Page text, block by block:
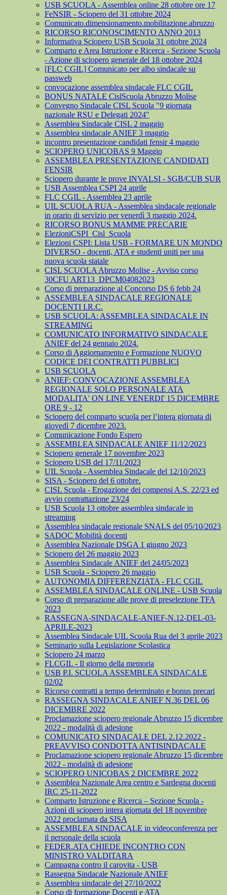
USB SCUOLA - Assemblea online 28 ottobre ore 17
FeNSIR - Sciopero del 31 ottobre 2024
Comunicato.dimensionamento.mobilitazione.abruzzo
RICORSO RICONOSCIMENTO ANNO 2013
Informativa Sciopero USB Scuola 31 ottobre 2024
Comparto e Area Istruzione e Ricerca - Sezione Scuola
- Azione di sciopero generale del 18 ottobre 2024
[FLC CGIL] Comunicato per albo sindacale su
passweb
convocazione assemblea sindacale FLC CGIL
BONUS NATALE CislScuola Abruzzo Molise
Convegno Sindacale CISL Scuola "9 giornata
nazionale RSU e Delegati 2024"
Assemblea Sindacale CISL 2 maggio
Assemblea sindacale ANIEF 3 maggio
incontro presentazione candidati fensir 4 maggio
SCIOPERO UNICOBAS 9 Maggio
ASSEMBLEA PRESENTAZIONE CANDIDATI
FENSIR
Sciopero durante le prove INVALSI - SGB/CUB SUR
USB Assemblea CSPI 24 aprile
FLC CGIL - Assemblea 23 aprile
UIL SCUOLA RUA - Assemblea sindacale regionale
in orario di servizio per venerdì 3 maggio 2024.
RICORSO BONUS MAMME PRECARIE
ElezioniCSPI_Cisl_Scuola
Elezioni CSPI: Lista USB - FORMARE UN MONDO
DIVERSO - docenti, ATA e studenti uniti per una
nuova scuola statale
CISL SCUOLA Abruzzo Molise - Avviso corso
30CFU ART13_DPCM04082023
Corso di preparazione al Concorso DS 6 febb 24
ASSEMBLEA SINDACALE REGIONALE
DOCENTI I.R.C.
USB SCUOLA: ASSEMBLEA SINDACALE IN
STREAMING
COMUNICATO INFORMATIVO SINDACALE
ANIEF del 24 gennaio 2024.
Corso di Aggiornamento e Formazione NUOVO
CODICE DEI CONTRATTI PUBBLICI
USB SCUOLA
ANIEF: CONVOCAZIONE ASSEMBLEA
REGIONALE SOLO PERSONALE ATA
MODALITA' ON LINE VENERDI' 15 DICEMBRE
ORE 9 - 12
Sciopero del comparto scuola per l’intera giornata di
giovedì 7 dicembre 2023.
Comunicazione Fondo Espero
ASSEMBLEA SINDACALE ANIEF 11/12/2023
Sciopero generale 17 novembre 2023
Sciopero USB del 17/11/2023
UIL Scuola - Assemblea Sindacale del 12/10/2023
SISA - Sciopero del 6 ottobre.
CISL Scuola - Erogazione dei compensi A.S. 22/23 ed
avvio contrattazione 23/24
USB Scuola 13 ottobre assemblea sindacale in
streaming
Assemblea sindacale regionale SNALS del 05/10/2023
SADOC Mobilità docenti
Assemblea Nazionale DSGA 1 giugno 2023
Sciopero del 26 maggio 2023
Assemblea Sindacale ANIEF del 24/05/2023
USB Scuola - Sciopero 26 maggio
AUTONOMIA DIFFERENZIATA - FLC CGIL
ASSEMBLEA SINDACALE ONLINE - USB Scuola
Corso di preparazione alle prove di preselezione TFA
2023
RASSEGNA-SINDACALE-ANIEF-N.12-DEL-03-
APRILE-2023
Assemblea Sindacale UIL Scuola Rua del 3 aprile 2023
Seminario sulla Legislazione Scolastica
Sciopero 24 marzo
FLCGIL - Il giorno della memoria
USB P.I. SCUOLA ASSEMBLEA SINDACALE
02/02
Ricorso contratti a tempo determinato e bonus precari
RASSEGNA SINDACALE ANIEF N.36 DEL 06
DICEMBRE 2022
Proclamazione sciopero regionale Abruzzo 15 dicembre
2022 - modalità di adesione
COMUNICATO SINDACALE DEL 2.12.2022 -
PREAVVISO CONDOTTA ANTISINDACALE
Proclamazione sciopero regionale Abruzzo 15 dicembre
2022 - modalità di adesione
SCIOPERO UNICOBAS 2 DICEMBRE 2022
Assemblea Nazionale Area centro e Sardegna docenti
IRC 25-11-2022
Comparto Istruzione e Ricerca – Sezione Scuola -
Azioni di sciopero intera giornata del 18 novembre
2022 proclamata da SISA
ASSEMBLEA SINDACALE in videoconferenza per
il personale della scuola
FEDER.ATA CHIEDE INCONTRO CON
MINISTRO VALDITARA
Campagna contro il carovita - USB
Rassegna Sindacale Nazionale ANIEF
Assemblea sindacale del 27/10/2022
Corso di formazione Docenti e ATA